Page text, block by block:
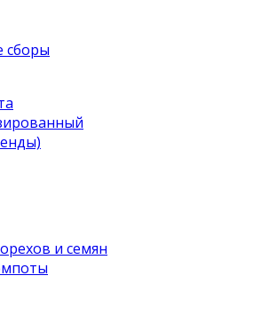
сборы
и семян